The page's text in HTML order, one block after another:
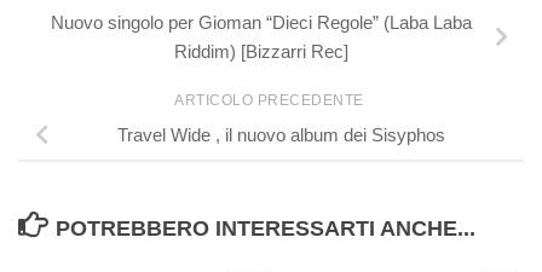
Nuovo singolo per Gioman “Dieci Regole” (Laba Laba
Riddim) [Bizzarri Rec]
ARTICOLO PRECEDENTE
Travel Wide , il nuovo album dei Sisyphos
POTREBBERO INTERESSARTI ANCHE...